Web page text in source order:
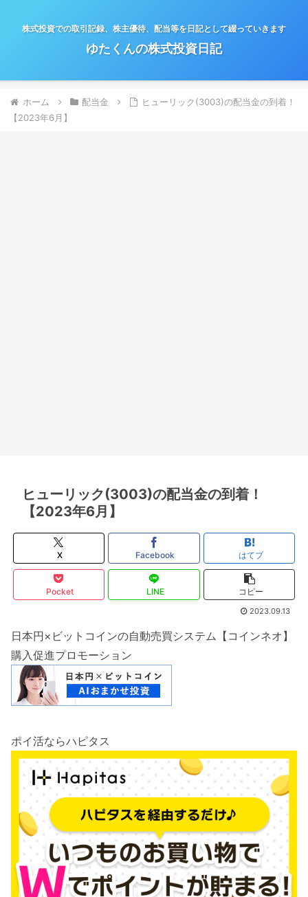
株式投資での取引記録、株主優待、配当等を日記として綴っていきます
ゆたくんの株式投資日記
ホーム 配当金
ヒューリック(3003)の配当金の到着！
【2023年6月】
ヒューリック(3003)の配当金の到着！
【2023年6月】
X Facebook はてブ
Pocket LINE コピー
2023.09.13
日本円×ビットコインの自動売買システム【コインネオ】
購入促進プロモーション
ポイ活ならハピタス